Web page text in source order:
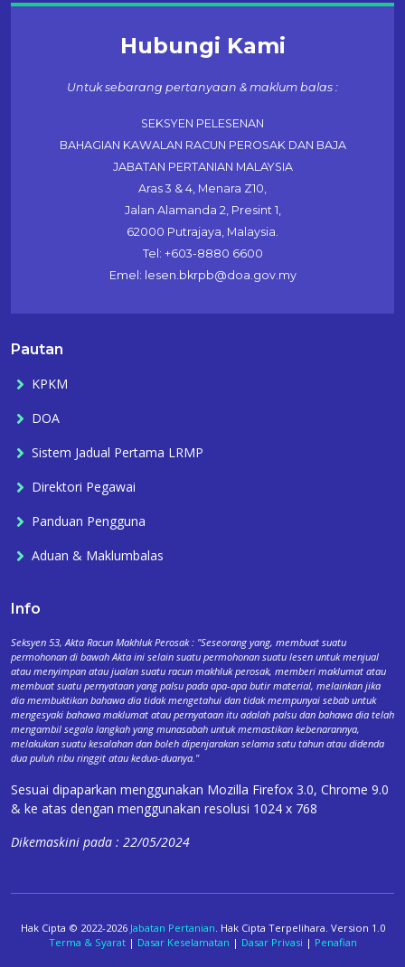
Hubungi Kami
Untuk sebarang pertanyaan & maklum balas :
SEKSYEN PELESENAN
BAHAGIAN KAWALAN RACUN PEROSAK DAN BAJA
JABATAN PERTANIAN MALAYSIA
Aras 3 & 4, Menara Z10,
Jalan Alamanda 2, Presint 1,
62000 Putrajaya, Malaysia.
Tel: +603-8880 6600
Emel: lesen.bkrpb@doa.gov.my
Pautan
KPKM
DOA
Sistem Jadual Pertama LRMP
Direktori Pegawai
Panduan Pengguna
Aduan & Maklumbalas
Info
Seksyen 53, Akta Racun Makhluk Perosak : "Seseorang yang, membuat suatu
permohonan di bawah Akta ini selain suatu permohonan suatu lesen untuk menjual
atau menyimpan atau jualan suatu racun makhluk perosak, memberi maklumat atau
membuat suatu pernyataan yang palsu pada apa-apa butir material, melainkan jika
dia membuktikan bahawa dia tidak mengetahui dan tidak mempunyai sebab untuk
mengesyaki bahawa maklumat atau pernyataan itu adalah palsu dan bahawa dia telah
mengambil segala langkah yang munasabah untuk memastikan kebenarannya,
melakukan suatu kesalahan dan boleh dipenjarakan selama satu tahun atau didenda
dua puluh ribu ringgit atau kedua-duanya."
Sesuai dipaparkan menggunakan Mozilla Firefox 3.0, Chrome 9.0
& ke atas dengan menggunakan resolusi 1024 x 768
Dikemaskini pada : 22/05/2024
Hak Cipta © 2022-2026 Jabatan Pertanian. Hak Cipta Terpelihara. Version 1.0
Terma & Syarat| Dasar Keselamatan | Dasar Privasi | Penafian